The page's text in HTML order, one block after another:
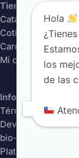
Tienda
Catálogo completo
Cotizador
Carrito
Mi cuenta
Información
Términos y
Devoluciones
bio-class.com
Plataforma
Hola
los
de las